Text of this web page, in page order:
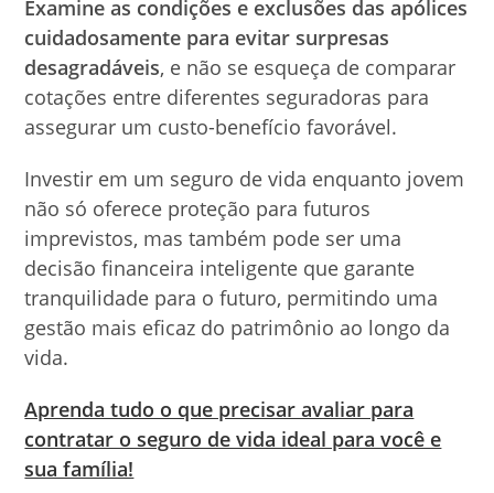
Examine as condições e exclusões das apólices
cuidadosamente para evitar surpresas
desagradáveis, e não se esqueça de comparar
cotações entre diferentes seguradoras para
assegurar um custo-benefício favorável.
Investir em um seguro de vida enquanto jovem
não só oferece proteção para futuros
imprevistos, mas também pode ser uma
decisão financeira inteligente que garante
tranquilidade para o futuro, permitindo uma
gestão mais eficaz do patrimônio ao longo da
vida.
Aprenda tudo o que precisar avaliar para
contratar o seguro de vida ideal para você e
sua família!